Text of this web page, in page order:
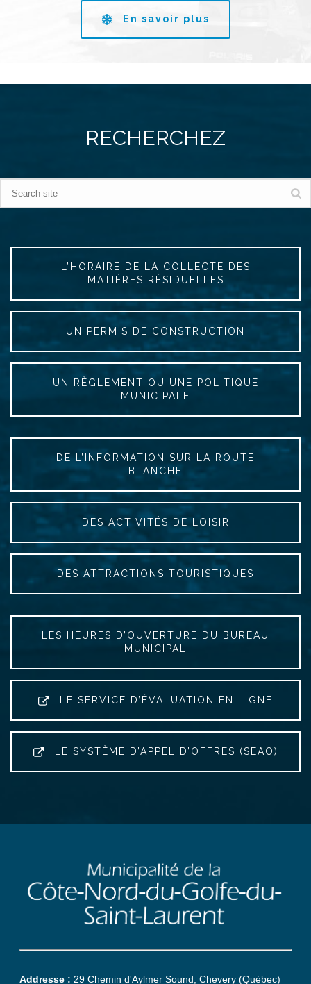
En savoir plus
RECHERCHEZ
L’HORAIRE DE LA COLLECTE DES
MATIÈRES RÉSIDUELLES
UN PERMIS DE CONSTRUCTION
UN RÈGLEMENT OU UNE POLITIQUE
MUNICIPALE
DE L’INFORMATION SUR LA ROUTE
BLANCHE
DES ACTIVITÉS DE LOISIR
DES ATTRACTIONS TOURISTIQUES
LES HEURES D’OUVERTURE DU BUREAU
MUNICIPAL
LE SERVICE D’ÉVALUATION EN LIGNE
LE SYSTÈME D’APPEL D’OFFRES (SEAO)
Addresse :29 Chemin d'Aylmer Sound, Chevery (Québec)